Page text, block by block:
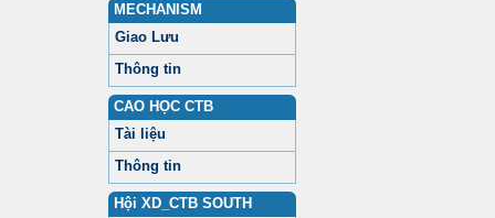
MECHANISM
Giao Lưu
Thông tin
CAO HỌC CTB
Tài liệu
Thông tin
Hội XD_CTB SOUTH